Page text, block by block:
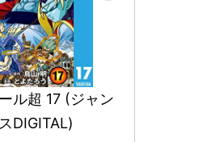
ル超 17 (ジャン
DIGITAL)